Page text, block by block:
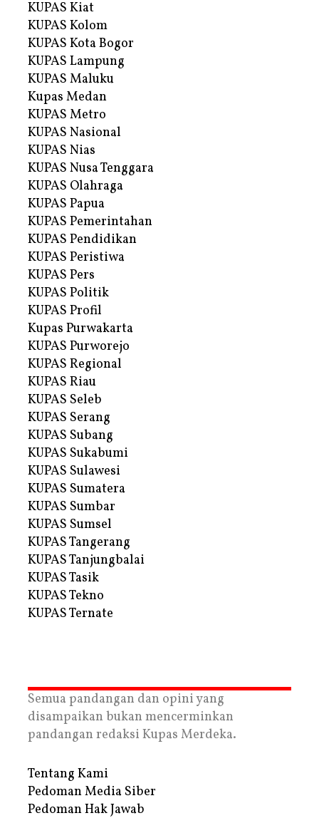
KUPAS Kiat
KUPAS Kolom
KUPAS Kota Bogor
KUPAS Lampung
KUPAS Maluku
Kupas Medan
KUPAS Metro
KUPAS Nasional
KUPAS Nias
KUPAS Nusa Tenggara
KUPAS Olahraga
KUPAS Papua
KUPAS Pemerintahan
KUPAS Pendidikan
KUPAS Peristiwa
KUPAS Pers
KUPAS Politik
KUPAS Profil
Kupas Purwakarta
KUPAS Purworejo
KUPAS Regional
KUPAS Riau
KUPAS Seleb
KUPAS Serang
KUPAS Subang
KUPAS Sukabumi
KUPAS Sulawesi
KUPAS Sumatera
KUPAS Sumbar
KUPAS Sumsel
KUPAS Tangerang
KUPAS Tanjungbalai
KUPAS Tasik
KUPAS Tekno
KUPAS Ternate
Semua pandangan dan opini yang
disampaikan bukan mencerminkan
pandangan redaksi Kupas Merdeka.
Tentang Kami
Pedoman Media Siber
Pedoman Hak Jawab